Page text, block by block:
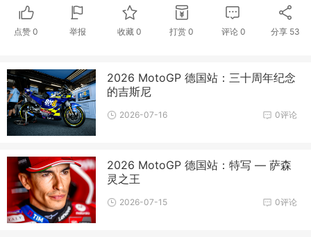
点赞 0 举报 收藏0 打赏 0 评论 0 分享 53
2026 MotoGP 德国站：三十周年纪念
的吉斯尼
0评论
2026-07-16
2026 MotoGP 德国站：特写 — 萨森
灵之王
0评论
2026-07-15